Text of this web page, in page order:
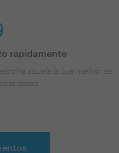
rapidamente
aquele/a que melhor se